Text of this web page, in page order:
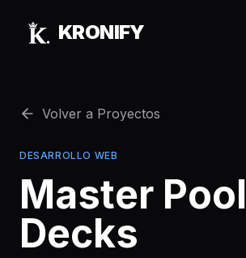
KRONIFY
Volver a Proyectos
DESARROLLO WEB
Master Pool
Decks